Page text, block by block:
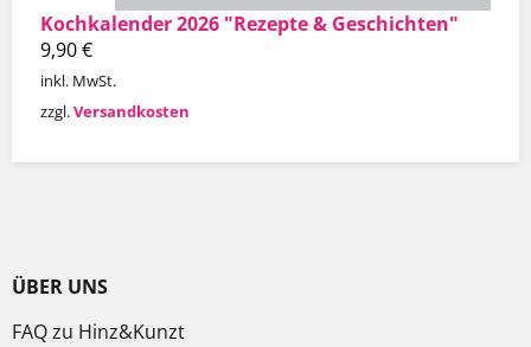
Kochkalender 2026 "Rezepte & Geschichten"
9,90€
inkl. MwSt.
zzgl.Versandkosten
ÜBER UNS
FAQ zu Hinz&Kunzt